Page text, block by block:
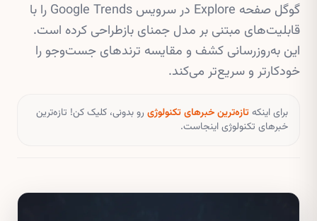
گوگل صفحه Explore در سرویس Google Trends را با
قابلیت‌های مبتنی بر مدل جمنای بازطراحی کرده است.
این به‌روزرسانی کشف و مقایسه ترندهای جست‌وجو را
خودکارتر و سریع‌تر می‌کند.
برای اینکهتازه‌ترین خبرهای تکنولوژی رو بدونی، کلیک کن! تازه‌ترین
خبرهای تکنولوژی اینجاست.